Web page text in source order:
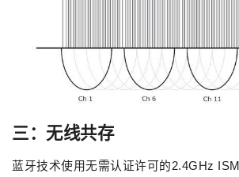
三：无线共存
蓝牙技术使用无需认证许可的2.4GHz